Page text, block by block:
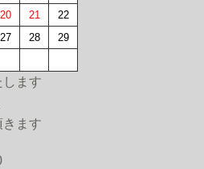
20 21
22
27 28
29
ます
ます